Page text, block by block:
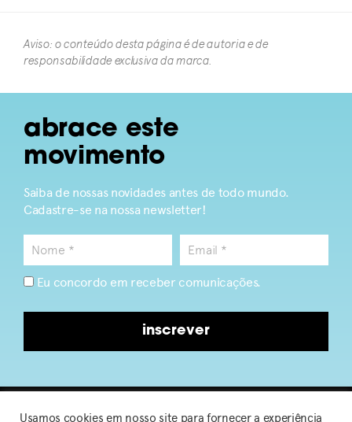
Aviso: o conteúdo desta página é de autoria e de
responsabilidade exclusiva da marca.​
abrace este
movimento
Saiba de nossas novidades antes de todo mundo.
Cadastre-se na nossa newsletter!
Eu concordo em receber comunicações.
inscrever
Usamos cookies em nosso site para fornecer a experiência